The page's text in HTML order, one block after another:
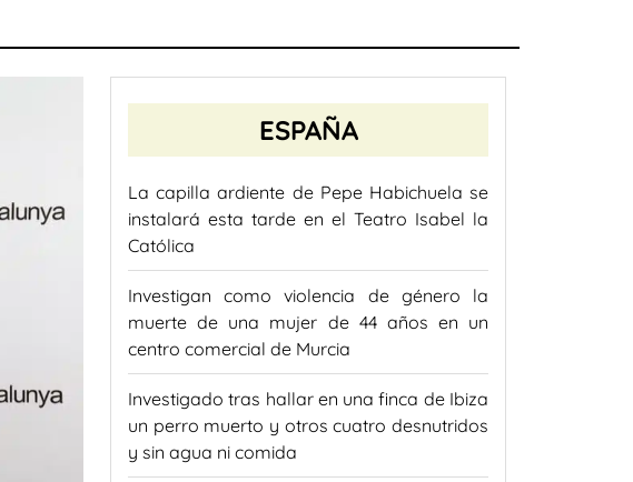
ESPAÑA
La capilla ardiente de Pepe Habichuela se
instalará esta tarde en el Teatro Isabel la
Católica
Investigan como violencia de género la
muerte de una mujer de 44 años en un
centro comercial de Murcia
Investigado tras hallar en una finca de Ibiza
un perro muerto y otros cuatro desnutridos
y sin agua ni comida